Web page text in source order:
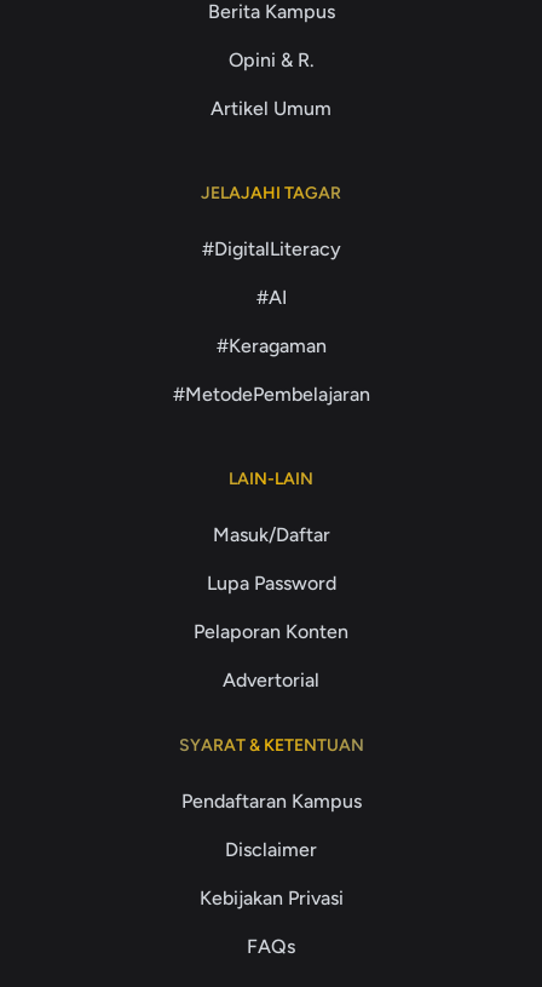
Berita Kampus
Opini & R.
Artikel Umum
JELAJAHI TAGAR
#DigitalLiteracy
#AI
#Keragaman
#MetodePembelajaran
LAIN-LAIN
Masuk/Daftar
Lupa Password
Pelaporan Konten
Advertorial
SYARAT & KETENTUAN
Pendaftaran Kampus
Disclaimer
Kebijakan Privasi
FAQs